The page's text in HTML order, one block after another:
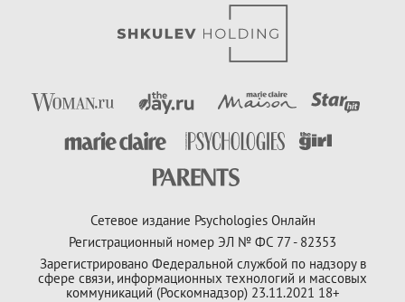
Сетевое издание Psychologies Онлайн
Регистрационный номер ЭЛ № ФС 77 - 82353
Зарегистрировано Федеральной службой по надзору в
сфере связи, информационных технологий и массовых
коммуникаций (Роскомнадзор) 23.11.2021 18+